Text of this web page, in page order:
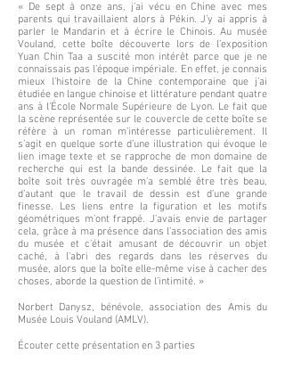
« De sept à onze ans, j’ai vécu en Chine avec mes
parents qui travaillaient alors à Pékin. J’y ai appris à
parler le Mandarin et à écrire le Chinois. Au musée
Vouland, cette boîte découverte lors de l’exposition
Yuan Chin Taa a suscité mon intérêt parce que je ne
connaissais pas l’époque impériale. En effet, je connais
mieux l’histoire de la Chine contemporaine que j’ai
étudiée en langue chinoise et littérature pendant quatre
ans à l’École Normale Supérieure de Lyon. Le fait que
la scène représentée sur le couvercle de cette boîte se
réfère à un roman m’intéresse particulièrement. Il
s’agit en quelque sorte d’une illustration qui évoque le
lien image texte et se rapproche de mon domaine de
recherche qui est la bande dessinée. Le fait que la
boîte soit très ouvragée m’a semblé être très beau,
d’autant que le travail de dessin est d’une grande
finesse. Les liens entre la figuration et les motifs
géométriques m’ont frappé. J’avais envie de partager
cela, grâce à ma présence dans l’association des amis
du musée et c’était amusant de découvrir un objet
caché, à l’abri des regards dans les réserves du
musée, alors que la boîte elle-même vise à cacher des
choses, aborde la question de l’intimité. »
Norbert Danysz, bénévole, association des Amis du
Musée Louis Vouland (AMLV).
Écouter cette présentation en 3 parties